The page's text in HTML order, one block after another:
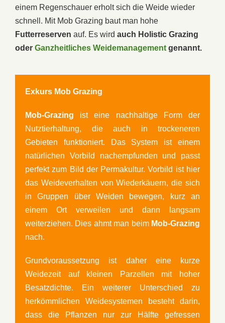
einem Regenschauer erholt sich die Weide wieder
schnell. Mit Mob Grazing baut man hohe
Futterreserven auf. Es wird auch Holistic Grazing
oder Ganzheitliches Weidemanagement genannt.
Exkurs Mob Grazing
Mob-Grazing ist eine nachhaltige Form der
Nutztierhaltung, die auch in trockeneren
Gebieten funktioniert. Das System ist einem
natürlichen Vorbild nachempfunden und passt
perfekt zum Bild der Permakultur. Vorbild ist hier
das Weideverhalten von Wiederkäuern, die sich
in Gruppen über Weiden bewegen, kurz an
einem Ort verweilen und dann langsam
weiterziehen. Dies ahmt man beim Mob-Grazing
nach.
Grundvoraussetzung ist daher eine kurze
Weidezeit auf kleinen Parzellen mit hoher
Besatzdichte. Ein weiterer Unterschied zu
herkömmlichen Weidesystemen besteht darin,
dass die Pflanzen nur zur Hälfte gefressen